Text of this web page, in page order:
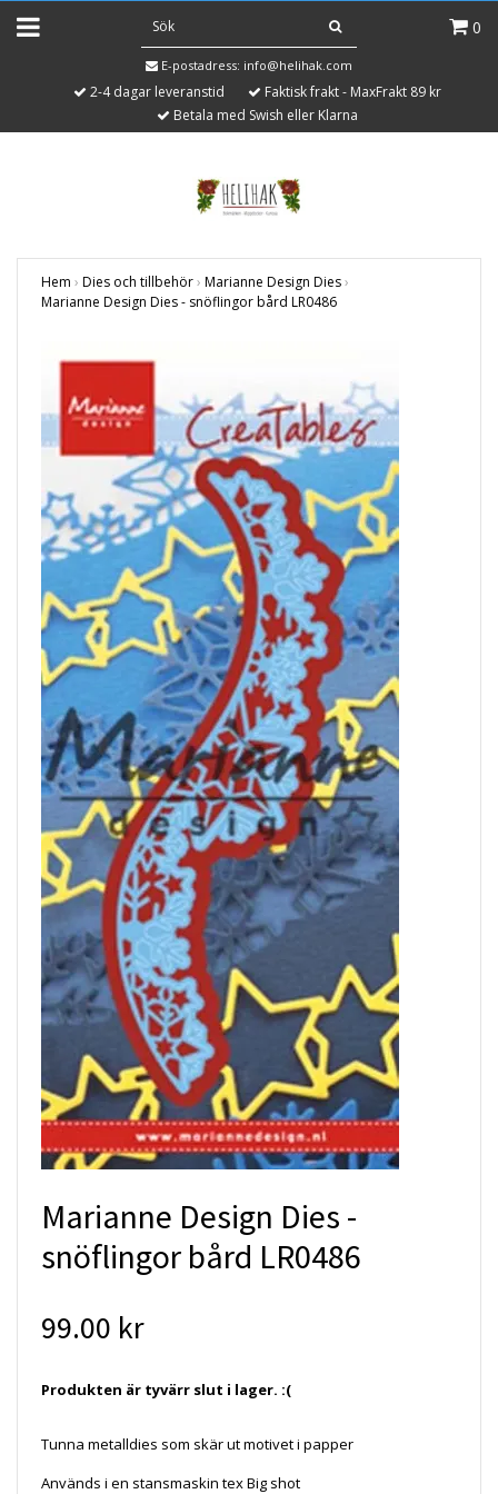
0
E-postadress: info@helihak.com
2-4 dagar leveranstid
Faktisk frakt - MaxFrakt 89 kr
Betala med Swish eller Klarna
Hem › Dies och tillbehör› Marianne Design Dies›
Marianne Design Dies - snöflingor bård LR0486
Marianne Design Dies -
snöflingor bård LR0486
99.00 kr
Produkten är tyvärr slut i lager. :(
Tunna metalldies som skär ut motivet i papper
Används i en stansmaskin tex Big shot